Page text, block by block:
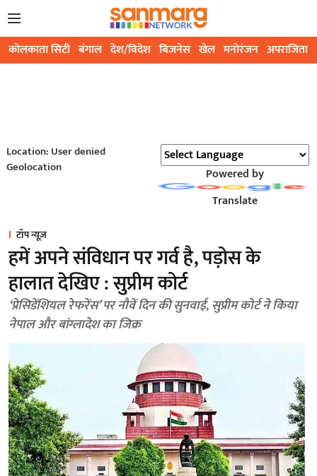
कोलकाता सिटी बंगाल देश/विदेश बिजनेस खेल मनोरंजन अपराजिता
Location: User denied
Geolocation
Powered by
Translate
टॉप न्यूज़
हमें अपने संविधान पर गर्व है, पड़ोस के
हालात देखिए : सुप्रीम कोर्ट
‘प्रेसिडेंशियल रेफरेंस’ पर नौवें दिन की सुनवाई, सुप्रीम कोर्ट ने किया
नेपाल और बांग्लादेश का जिक्र